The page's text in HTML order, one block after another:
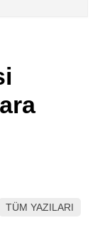
TÜM YAZILARI